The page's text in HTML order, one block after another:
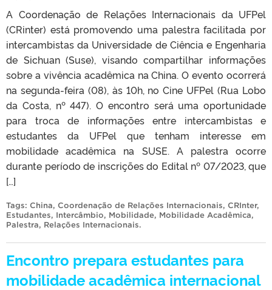
A Coordenação de Relações Internacionais da UFPel
(CRinter) está promovendo uma palestra facilitada por
intercambistas da Universidade de Ciência e Engenharia
de Sichuan (Suse), visando compartilhar informações
sobre a vivência acadêmica na China. O evento ocorrerá
na segunda-feira (08), às 10h, no Cine UFPel (Rua Lobo
da Costa, nº 447). O encontro será uma oportunidade
para troca de informações entre intercambistas e
estudantes da UFPel que tenham interesse em
mobilidade acadêmica na SUSE. A palestra ocorre
durante período de inscrições do Edital nº 07/2023, que
[…]
Tags: China, Coordenação de Relações Internacionais, CRInter,
Estudantes, Intercâmbio, Mobilidade, Mobilidade Acadêmica,
Palestra, Relações Internacionais.
Encontro prepara estudantes para
mobilidade acadêmica internacional